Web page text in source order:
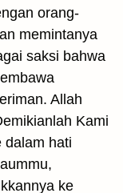
orang-
memintanya
saksi bahwa
Allah
dalam hati
ke